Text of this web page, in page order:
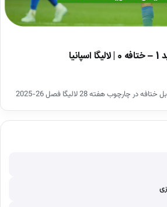
چارچوب هفته 28 لالیگا فصل 26-2025